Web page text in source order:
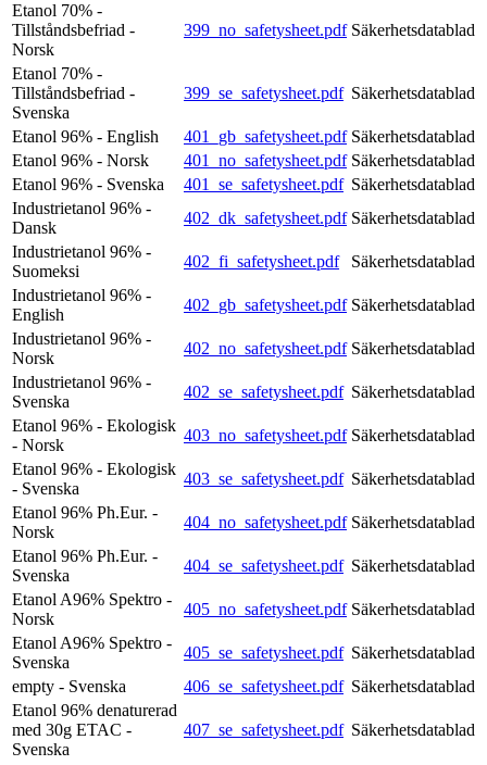
Etanol 70% -
Tillståndsbefriad -
Norsk
399_no_safetysheet.pdf Säkerhetsdatablad
Etanol 70% -
Tillståndsbefriad -
Svenska
399_se_safetysheet.pdf Säkerhetsdatablad
Etanol 96% - English 401_gb_safetysheet.pdf Säkerhetsdatablad
Etanol 96% - Norsk
401_no_safetysheet.pdf Säkerhetsdatablad
Etanol 96% - Svenska
401_se_safetysheet.pdf Säkerhetsdatablad
Industrietanol 96% -
Dansk
402_dk_safetysheet.pdf Säkerhetsdatablad
Industrietanol 96% -
Suomeksi
402_fi_safetysheet.pdf
Säkerhetsdatablad
Industrietanol 96% -
English
402_gb_safetysheet.pdf Säkerhetsdatablad
Industrietanol 96% -
Norsk
402_no_safetysheet.pdf Säkerhetsdatablad
Industrietanol 96% -
Svenska
402_se_safetysheet.pdf Säkerhetsdatablad
Etanol 96% - Ekologisk
- Norsk
403_no_safetysheet.pdf Säkerhetsdatablad
Etanol 96% - Ekologisk
- Svenska
403_se_safetysheet.pdf Säkerhetsdatablad
Etanol 96% Ph.Eur. -
Norsk
404_no_safetysheet.pdf Säkerhetsdatablad
Etanol 96% Ph.Eur. -
Svenska
404_se_safetysheet.pdf Säkerhetsdatablad
Etanol A96% Spektro -
Norsk
405_no_safetysheet.pdf Säkerhetsdatablad
Etanol A96% Spektro -
Svenska
405_se_safetysheet.pdf Säkerhetsdatablad
empty - Svenska
406_se_safetysheet.pdf Säkerhetsdatablad
Etanol 96% denaturerad
med 30g ETAC -
Svenska
407_se_safetysheet.pdf Säkerhetsdatablad